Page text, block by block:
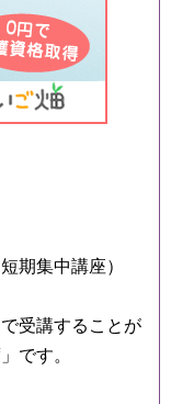
期集中講座）
受講することが
です。